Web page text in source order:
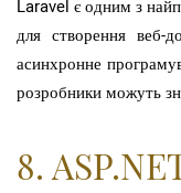
Laravel є одним з
для створення веб-
асинхронне
розробники можуть
8.